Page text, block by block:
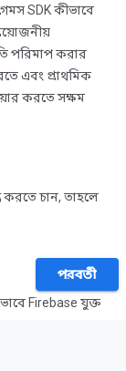
SDK কীভাবে
পরিমাপ করার
এবং প্রাথমিক
করতে সক্ষম
চান, তাহলে
Firebase যুক্ত
প্রয়োজন, তা
পরবর্তী